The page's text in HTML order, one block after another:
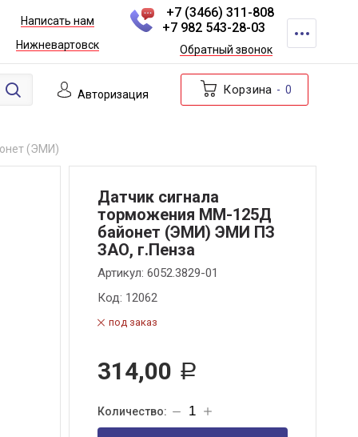
Написать нам
Нижневартовск
+7 (3466) 311-808
+7 982 543-28-03
Обратный звонок
Авторизация Корзина 0
(ЭМИ)
Датчик сигнала
торможения ММ-125Д
байонет (ЭМИ) ЭМИ ПЗ
ЗАО, г.Пенза
Артикул: 6052.3829-01
Код: 12062
под заказ
314,00 Р